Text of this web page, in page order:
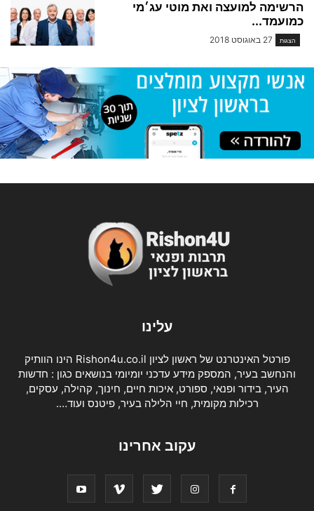
הרשימה למועצה ואת מוטי עג׳מי
כמועמד...
הצגות 27 באוגוסט 2018
עלינו
פורטל האינטרנט של ראשון לציון Rishon4u.co.il הינו הוותיק
והנחשב בעיר, המספק מידע עדכני יומיומי בנושאים כגון : חדשות
העיר, בידור ופנאי, ספורט, איכות חיים, חינוך, קהילה, עסקים,
רכילות מקומית, חיי הלילה בעיר, פיטנס ועוד….
עקוב אחרינו